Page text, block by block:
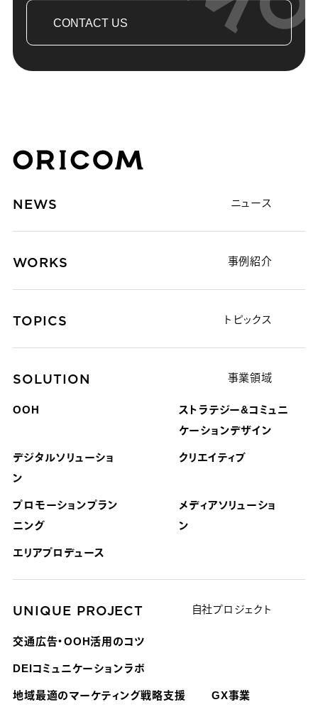
CONTACT US
株式会社オリコム ORICOM CO.,LTD.
NEWS ニュース
WORKS 事例紹介
TOPICS トピックス
SOLUTION 事業領域
OOH
ストラテジー&コミュニ
ケーションデザイン
デジタルソリューショ
ン
クリエイティブ
プロモーションプラン
ニング
メディアソリューショ
ン
エリアプロデュース
UNIQUE PROJECT 自社プロジェクト
交通広告・OOH活用のコツ
DEIコミュニケーションラボ
地域最適のマーケティング戦略支援 GX事業